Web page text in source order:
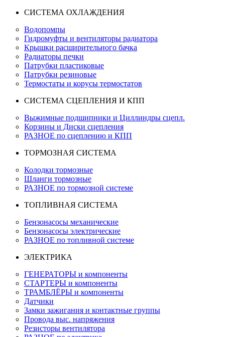
СИСТЕМА ОХЛАЖДЕНИЯ
Водопомпы
Гидромуфты и вентиляторы радиатора
Крышки расширительного бачка
Радиаторы печки
Патрубки пластиковые
Патрубки резиновые
Термостаты и корусы термостатов
СИСТЕМА СЦЕПЛЕНИЯ И КПП
Выжимные подшипники и Циллиндры сцепл.
Корзины и Диски сцепления
РАЗНОЕ по сцеплению и КПП
ТОРМОЗНАЯ СИСТЕМА
Колодки тормозные
Шланги тормозные
РАЗНОЕ по тормозной системе
ТОПЛИВНАЯ СИСТЕМА
Бензонасосы механические
Бензонасосы электрические
РАЗНОЕ по топливной системе
ЭЛЕКТРИКА
ГЕНЕРАТОРЫ и компоненты
СТАРТЕРЫ и компоненты
ТРАМБЛЁРЫ и компоненты
Датчики
Замки зажигания и контактные группы
Провода выс. напряжения
Резисторы вентилятора